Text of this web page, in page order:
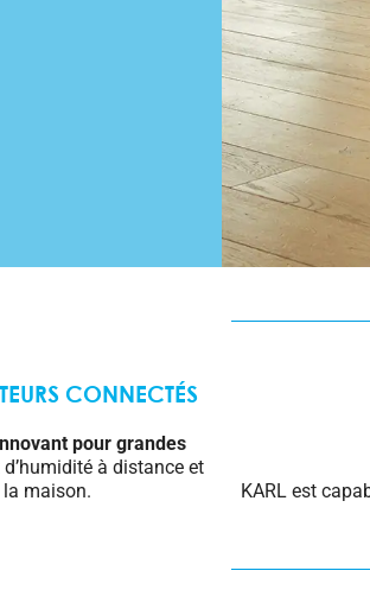
CONNECTÉS
pour grandes
à distance et
la maison.
KARL est